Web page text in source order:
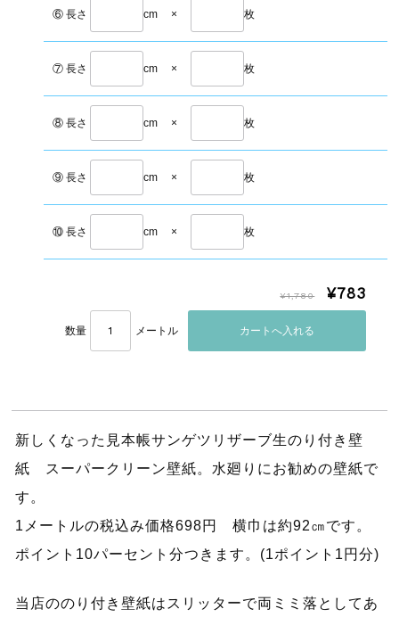
⑥ 長さ cm × 枚
⑦ 長さ cm × 枚
⑧ 長さ cm × 枚
⑨ 長さ cm × 枚
⑩ 長さ cm × 枚
¥1,780 ¥783
数量 メートル
新しくなった見本帳サンゲツリザーブ生のり付き壁
紙 スーパークリーン壁紙。水廻りにお勧めの壁紙で
す。
1メートルの税込み価格698円 横巾は約92㎝です。
ポイント10パーセント分つきます。(1ポイント1円分)
当店ののり付き壁紙はスリッターで両ミミ落としてあ